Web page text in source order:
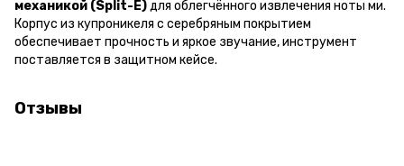
механикой (Split-E)для облегчённого извлечения ноты ми.
Корпус из купроникеля с серебряным покрытием
обеспечивает прочность и яркое звучание, инструмент
поставляется в защитном кейсе.
Отзывы